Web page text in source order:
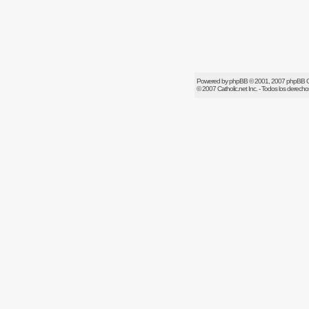
Powered byphpBB© 2001, 2007 phpBB
© 2007Catholic.netInc. - Todos los